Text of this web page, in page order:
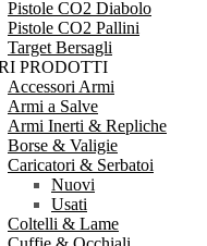
Pistole CO2 Diabolo
Pistole CO2 Pallini
Target Bersagli
PRODOTTI
Accessori Armi
Armi a Salve
Armi Inerti & Repliche
Borse & Valigie
Caricatori & Serbatoi
Nuovi
Usati
Coltelli & Lame